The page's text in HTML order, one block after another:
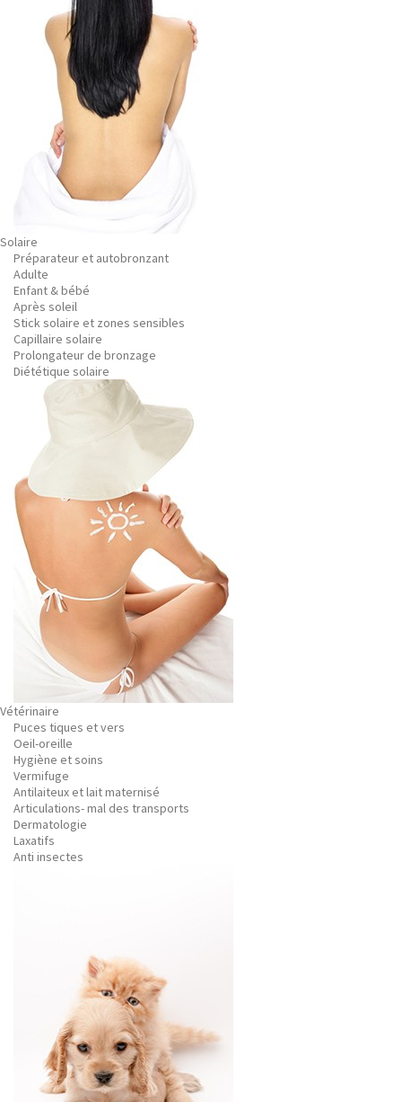
Solaire
Préparateur et autobronzant
Adulte
Enfant & bébé
Après soleil
Stick solaire et zones sensibles
Capillaire solaire
Prolongateur de bronzage
Diététique solaire
Vétérinaire
Puces tiques et vers
Oeil-oreille
Hygiène et soins
Vermifuge
Antilaiteux et lait maternisé
Articulations- mal des transports
Dermatologie
Laxatifs
Anti insectes